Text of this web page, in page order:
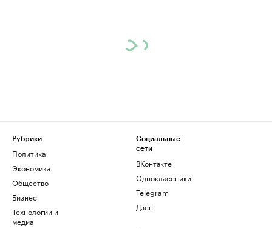
Рубрики
Политика
Экономика
Общество
Бизнес
Технологии и
медиа
Социальные
сети
ВКонтакте
Одноклассники
Telegram
Дзен